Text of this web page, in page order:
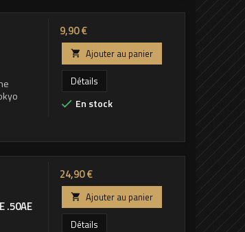
Prix
9,90 €

Ajouter au panier
Détails
 En stock
.50AE
Prix
24,90 €

Ajouter au panier
Détails